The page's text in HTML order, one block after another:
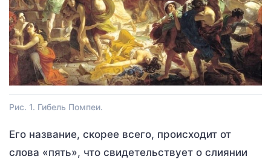
Рис. 1. Гибель Помпеи.
Его название, скорее всего, происходит от
слова «пять», что свидетельствует о слиянии